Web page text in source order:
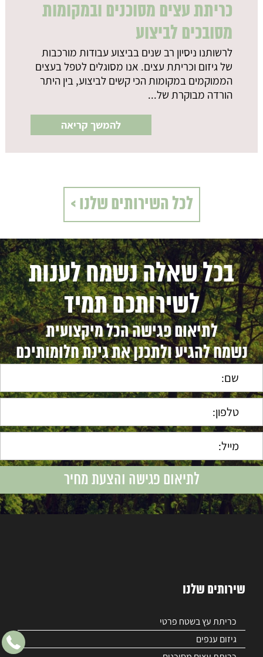
כריתת עצים מסוכנים ובמקומות
מסובכים לביצוע
לרשותנו ניסיון רב שנים בביצוע עבודות מורכבות
של גיזום וכריתת עצים. אנו מסוגלים לטפל בעצים
הממוקמים במקומות הכי קשים לביצוע, בין היתר
הורדה מבוקרת של...
להמשך קריאה
לכל השירותים שלנו >
בכל שאלה נשמח לענות
לשירותכם תמיד
לתיאום פגישה הכל מיקצועית
נשמח להגיע ולתכנן את גינת חלומותיכם
שירותים שלנו
כריתת עץ בשטח פרטי
גיזום ענפים